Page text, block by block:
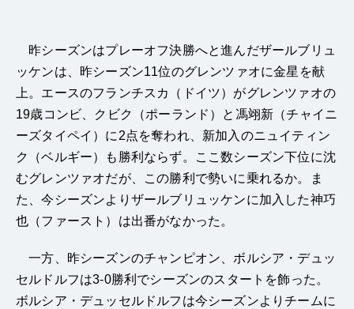
昨シーズンはプレーオフ決勝へと進んだザールブリュ
ッケンは、昨シーズン11位のグレンツァオに金星を献
上。エースのフランチスカ（ドイツ）がグレンツァオの
19歳コンビ、クビク（ポーランド）と馮翊新（チャイニ
ーズタイペイ）に2点を奪われ、新加入のニュイティン
ク（ベルギー）も勝利ならず。ここ数シーズン下位に沈
むグレンツァオだが、この勝利で勢いに乗れるか。ま
た、今シーズンよりザールブリュッケンに加入した神巧
也（ファースト）は出番がなかった。
一方、昨シーズンのチャンピオン、ボルシア・デュッ
セルドルフは3-0勝利でシーズンのスタートを飾った。
ボルシア・デュッセルドルフは今シーズンよりチームに